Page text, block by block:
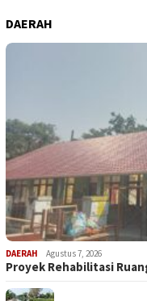
DAERAH
DAERAH Agustus 7, 2026
Proyek Rehabilitasi